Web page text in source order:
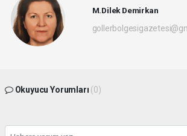
M.Dilek Demirkan
Okuyucu Yorumları (0)